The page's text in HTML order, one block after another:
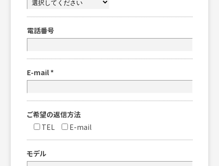
電話番号
E-mail *
ご希望の返信方法
TEL
E-mail
モデル